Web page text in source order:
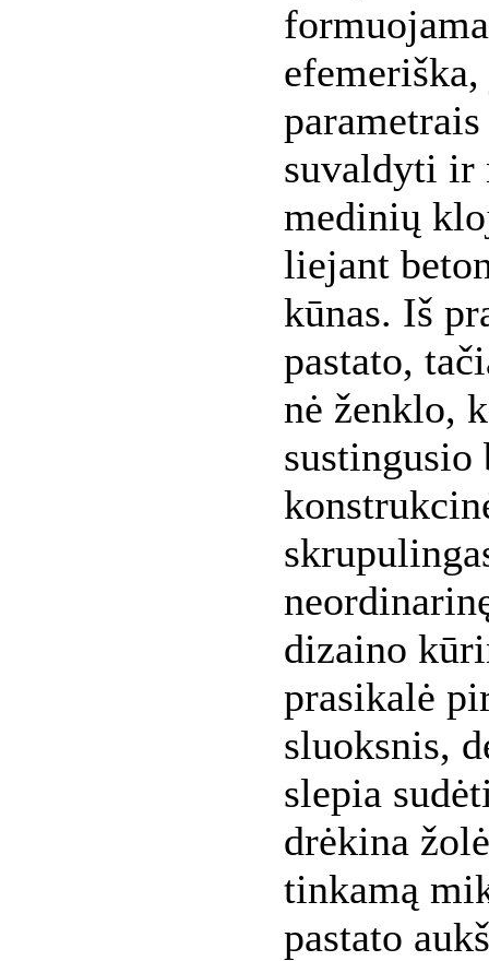
suvaldyti ir
medinių
liejant
kūnas. Iš
pastato,
nė ženklo,
sustingusio
dizaino
prasikalė
sluoksnis,
slepia
drėkina
tinkamą
pastato